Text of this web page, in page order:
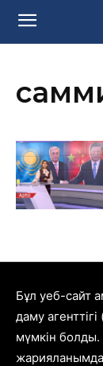
Бұл уеб-сайт
даму
мүмкін